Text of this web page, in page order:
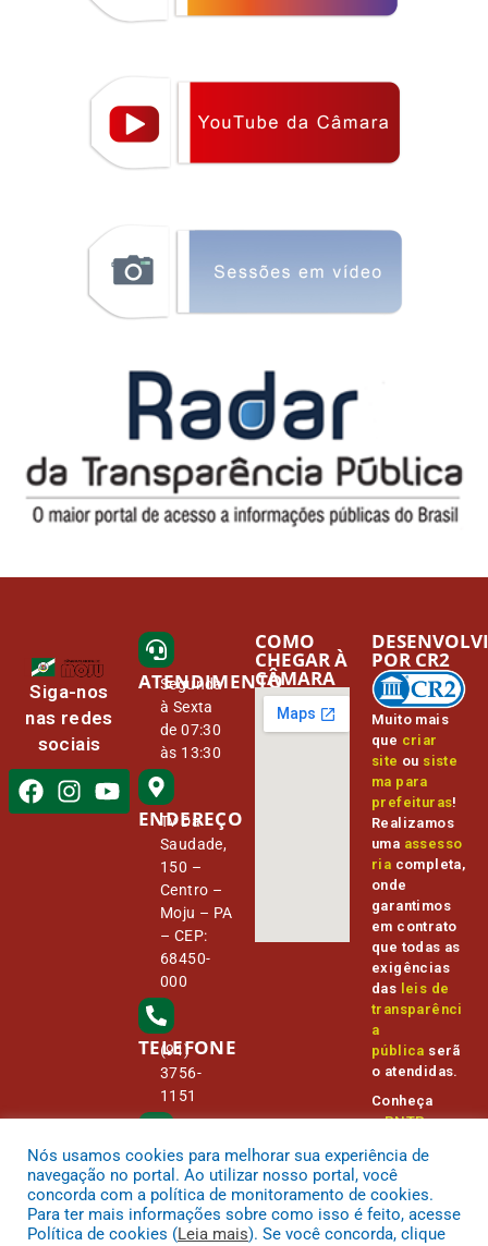
Siga-nos
nas redes
sociais
ATENDIMENTO
Segunda
à Sexta
de 07:30
às 13:30
ENDEREÇO
Tv Da
Saudade,
150 –
Centro –
Moju – PA
– CEP:
68450-
000
TELEFONE
(91)
3756-
1151
E-MAIL
camara@
cmmoju.p
a.gov.br
COMO
CHEGAR À
CÂMARA
Muito mais
que criar
site ou siste
ma para
prefeituras!
Realizamos
uma assesso
ria completa,
onde
garantimos
em contrato
que todas as
exigências
das leis de
transparênci
a
pública serã
o atendidas.
Conheça
oPNTPe
Transparênc
ia Pública
POR CR2
Nós usamos cookies para melhorar sua experiência de
navegação no portal. Ao utilizar nosso portal, você
concorda com a política de monitoramento de cookies.
Para ter mais informações sobre como isso é feito, acesse
Política de cookies (Leia mais). Se você concorda, clique